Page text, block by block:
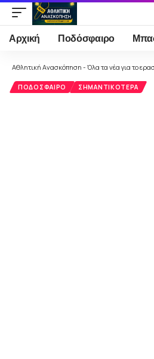
Αρχική Ποδόσφαιρο
Αθλητική Ανασκόπηση - Όλα τα νέα για το
ΠΟΔΌΣΦΑΙΡΟ ΣΗΜΑΝΤΙΚΌΤΕΡΑ